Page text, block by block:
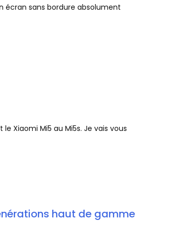
écran sans bordure absolument
Xiaomi Mi5 au Mi5s. Je vais vous
haut de gamme